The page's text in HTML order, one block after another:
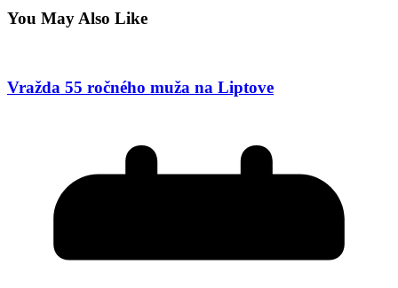
You May Also Like
Vražda 55 ročného muža na Liptove